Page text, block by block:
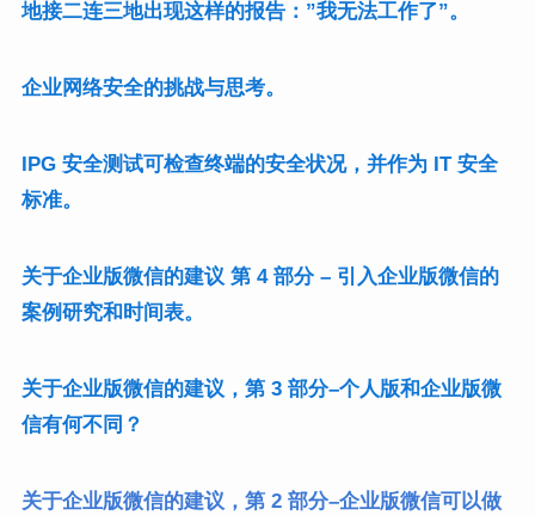
地接二连三地出现这样的报告：”我无法工作了”。
企业网络安全的挑战与思考。
IPG 安全测试可检查终端的安全状况，并作为 IT 安全
标准。
关于企业版微信的建议 第 4 部分 – 引入企业版微信的
案例研究和时间表。
关于企业版微信的建议，第 3 部分–个人版和企业版微
信有何不同？
关于企业版微信的建议，第 2 部分–企业版微信可以做